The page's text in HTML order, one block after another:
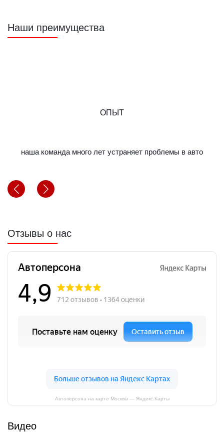
Наши преимущества
ОПЫТ
наша команда много лет устраняет проблемы в авто
Отзывы о нас
Автоперсона на карте Москвы — Яндекс.Карты
Видео